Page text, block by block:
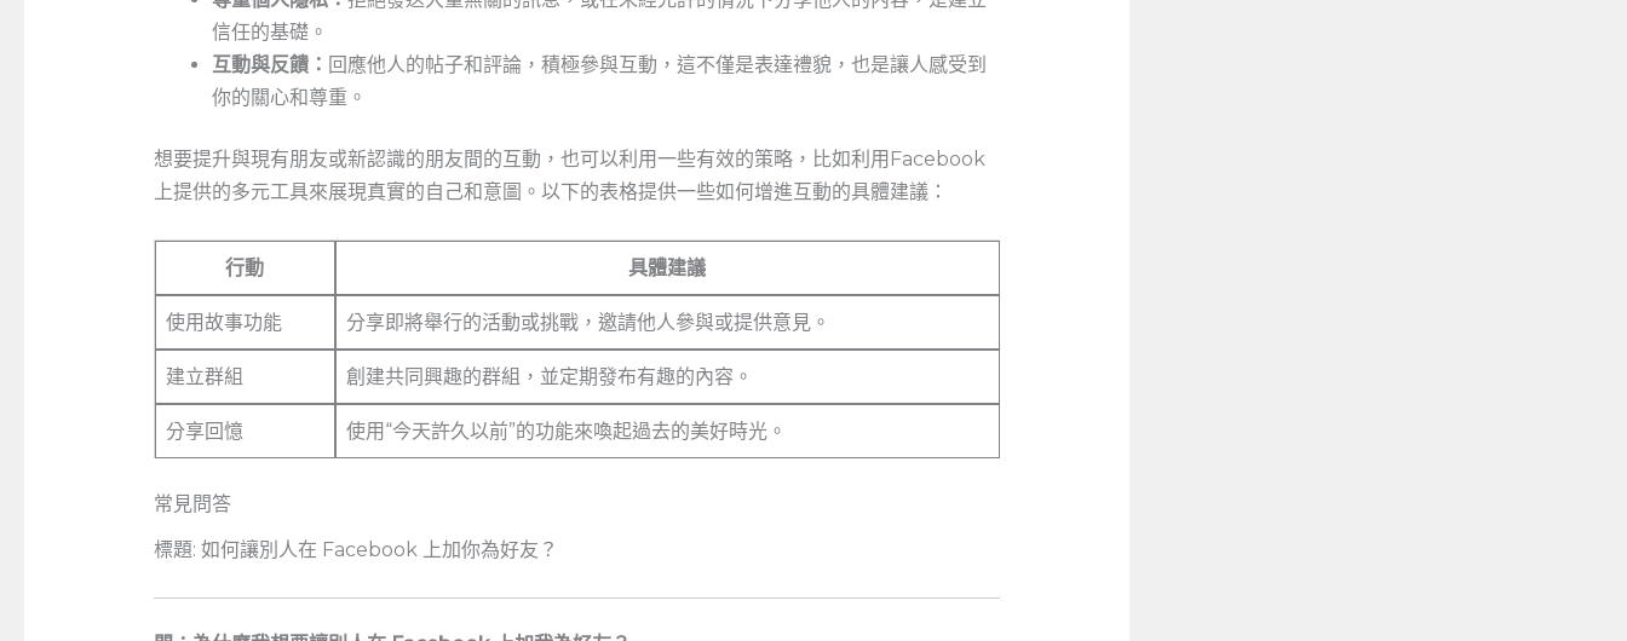
信任的基礎。
互動與反饋： 回應他人的帖子和評論，積極參與互動，這不僅是表達禮貌，也是讓人感受到
你的關心和尊重。
想要提升與現有朋友或新認識的朋友間的互動，也可以利用一些有效的策略，比如利用Facebook
上提供的多元工具來展現真實的自己和意圖。以下的表格提供一些如何增進互動的具體建議：
行動 具體建議
使用故事功能 分享即將舉行的活動或挑戰，邀請他人參與或提供意見。
建立群組 創建共同興趣的群組，並定期發布有趣的內容。
分享回憶 使用“今天許久以前”的功能來喚起過去的美好時光。
常見問答
標題: 如何讓別人在 ⁤Facebook 上加你為好友？